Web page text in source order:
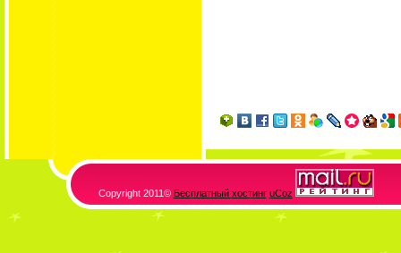
Copyright 2011© Бесплатный хостинг uCoz